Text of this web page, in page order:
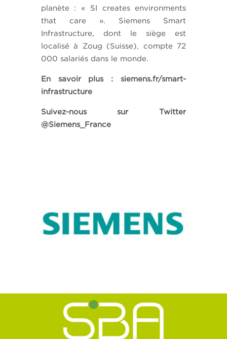
planète : « SI creates environments
that care ». Siemens Smart
Infrastructure, dont le siège est
localisé à Zoug (Suisse), compte 72
000 salariés dans le monde.
En savoir plus : siemens.fr/smart-
infrastructure
Suivez-nous sur Twitter
@Siemens_France